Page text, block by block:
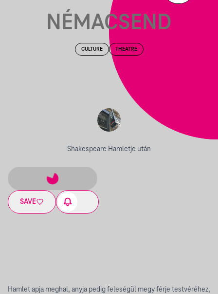
NÉMACSEND
CULTURE THEATRE
Shakespeare Hamletje után
SAVE
Hamlet apja meghal, anyja pedig feleségül megy férje testvéréhez,